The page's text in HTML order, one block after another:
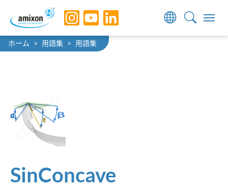
Skip to main navigation
Skip to main content
Skip to page footer
You are here:
ホーム 用語集 用語集
SinConcave